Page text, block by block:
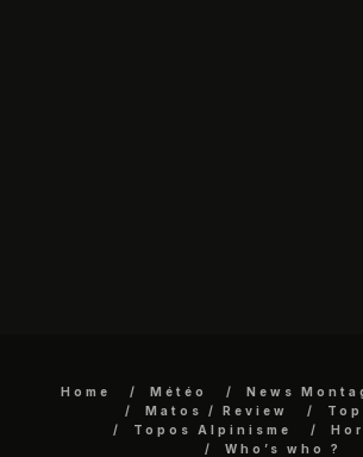
Home Météo News
Matos / Review
Topos Alpinisme
Who’s who ?